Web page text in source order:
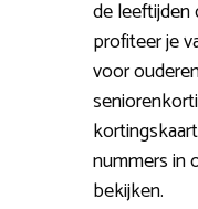
de leeftijden
profiteer je
voor
nummers in
bekijken.